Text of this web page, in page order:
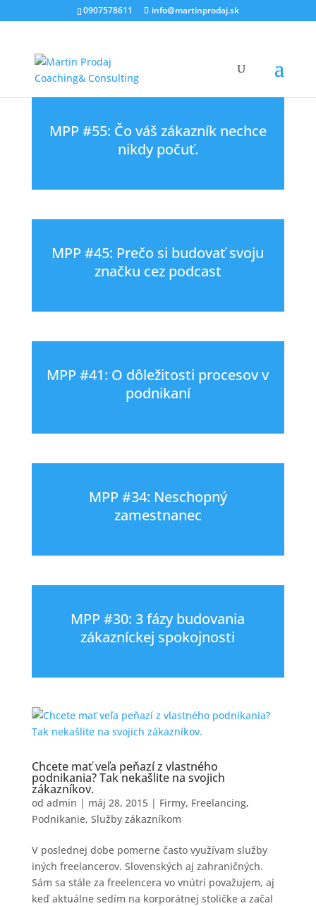
0907578611 info@martinprodaj.sk
MPP #55: Čo váš zákazník nechce
nikdy počuť.
MPP #45: Prečo si budovať svoju
značku cez podcast
MPP #41: O dôležitosti procesov v
podnikaní
MPP #34: Neschopný
zamestnanec
MPP #30: 3 fázy budovania
zákazníckej spokojnosti
Chcete mať veľa peňazí z vlastného
podnikania? Tak nekašlite na svojich
zákazníkov.
od admin | máj 28, 2015| Firmy, Freelancing,
Podnikanie, Služby zákazníkom
V poslednej dobe pomerne často využívam služby
iných freelancerov. Slovenských aj zahraničných.
Sám sa stále za freelencera vo vnútri považujem, aj
keď aktuálne sedím na korporátnej stoličke a začal